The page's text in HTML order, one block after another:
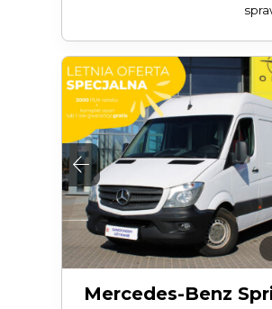
Mercedes-Benz